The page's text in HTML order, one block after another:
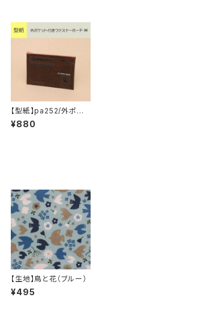
【型紙】pa252/外ポケッ
ト付きファスナーポー
チ・M
¥880
【生地】鳥と花（ブルー）
¥495